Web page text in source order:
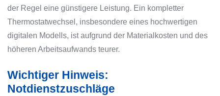
der Regel eine günstigere Leistung. Ein kompletter
Thermostatwechsel, insbesondere eines hochwertigen
digitalen Modells, ist aufgrund der Materialkosten und des
höheren Arbeitsaufwands teurer.
Wichtiger Hinweis:
Notdienstzuschläge